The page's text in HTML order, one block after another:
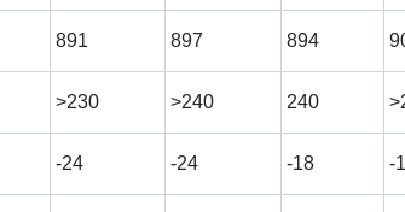
891 897 894
>230 >240 240
-24 -24 -18 -